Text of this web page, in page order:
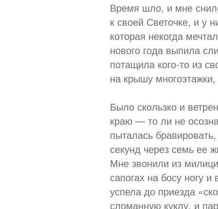
Время шло, и мне
к своей Светочке, и у
которая некогда
нового года выпила
потащила кого-то из
на крышу
Было скользко и
краю — то ли не
пыталась
секунд через семь ее
Мне звонили из
сапогах на босу ногу
успела до приезда
сломанную куклу, и